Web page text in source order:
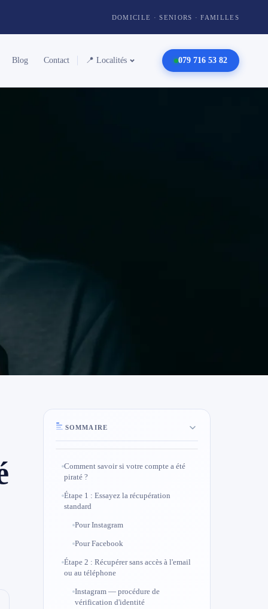
DOMICILE · SENIORS · FAMILLES
Blog Contact 📍 Localités 079 716 53 82
SOMMAIRE
Comment savoir si votre compte a été
piraté ?
Étape 1 : Essayez la récupération
standard
Pour Instagram
Pour Facebook
Étape 2 : Récupérer sans accès à l'email
ou au téléphone
Instagram — procédure de
vérification d'identité